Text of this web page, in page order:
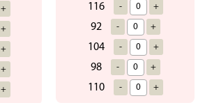
+
+
+
+
+
116 - +
92 - +
104 - +
98 - +
110 - +